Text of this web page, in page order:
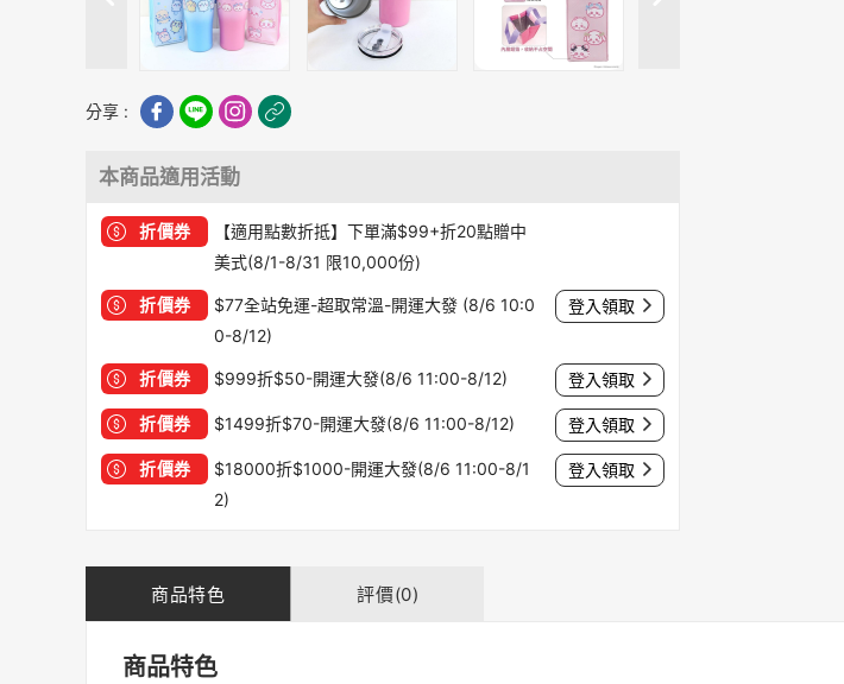
分享 :
本商品適用活動
折價券
【適用點數折抵】下單滿$99+折20點贈中
美式(8/1-8/31 限10,000份)
折價券
$77全站免運-超取常溫-開運大發 (8/6 10:0
0-8/12)
登入領取
折價券 $999折$50-開運大發(8/6 11:00-8/12) 登入領取
折價券 $1499折$70-開運大發(8/6 11:00-8/12) 登入領取
折價券
$18000折$1000-開運大發(8/6 11:00-8/1
2)
登入領取
商品特色 評價(0)
商品特色